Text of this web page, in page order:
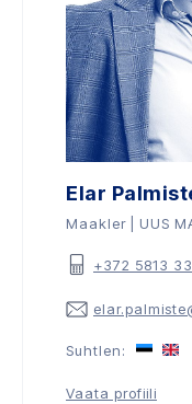
Elar
Maakler | UUS
+372 5813
Suhtlen:
Vaata profiili